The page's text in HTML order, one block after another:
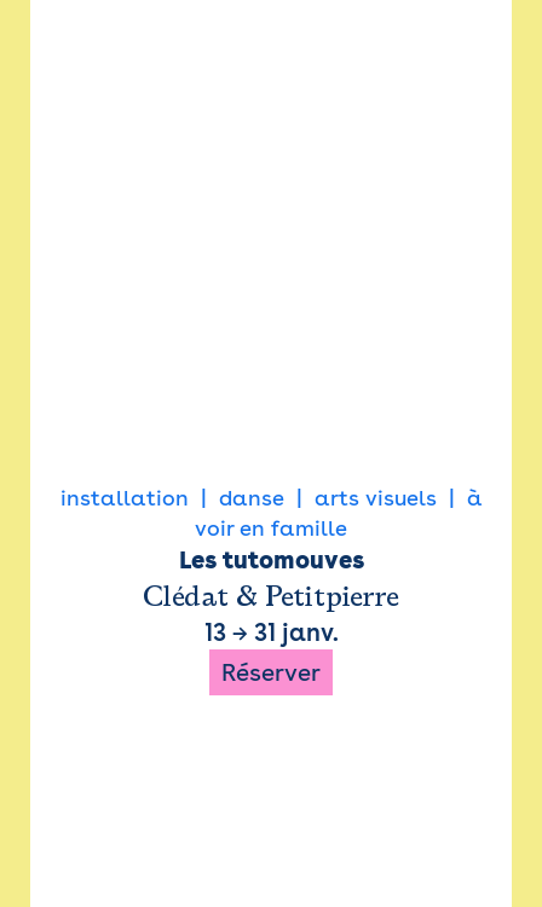
installation danse arts visuels
à
voir en famille
Les tutomouves
Clédat & Petitpierre
13→ 31 janv.
Réserver